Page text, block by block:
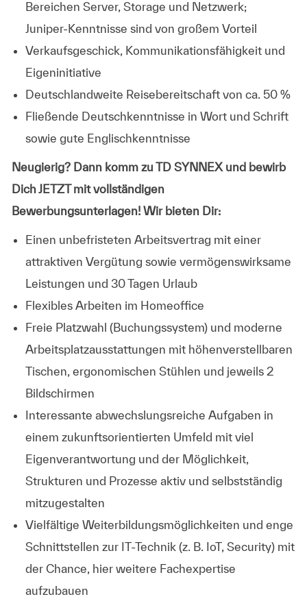
Bereichen Server, Storage und Netzwerk;
Juniper‑Kenntnisse sind von großem Vorteil
Verkaufsgeschick, Kommunikationsfähigkeit und
Eigeninitiative
Deutschlandweite Reisebereitschaft von ca. 50 %
Fließende Deutschkenntnisse in Wort und Schrift
sowie gute Englischkenntnisse
Neugierig? Dann komm zu TD SYNNEX und bewirb
Dich JETZT mit vollständigen
Bewerbungsunterlagen! Wir bieten Dir:
Einen unbefristeten Arbeitsvertrag mit einer
attraktiven Vergütung sowie vermögenswirksame
Leistungen und 30 Tagen Urlaub
Flexibles Arbeiten im Homeoffice
Freie Platzwahl (Buchungssystem) und moderne
Arbeitsplatzausstattungen mit höhenverstellbaren
Tischen, ergonomischen Stühlen und jeweils 2
Bildschirmen
Interessante abwechslungsreiche Aufgaben in
einem zukunftsorientierten Umfeld mit viel
Eigenverantwortung und der Möglichkeit,
Strukturen und Prozesse aktiv und selbstständig
mitzugestalten
Vielfältige Weiterbildungsmöglichkeiten und enge
Schnittstellen zur IT-Technik (z. B. IoT, Security) mit
der Chance, hier weitere Fachexpertise
aufzubauen